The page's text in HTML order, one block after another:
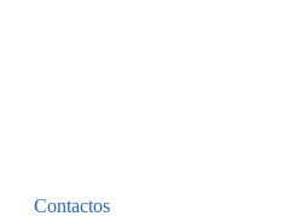
Contactos